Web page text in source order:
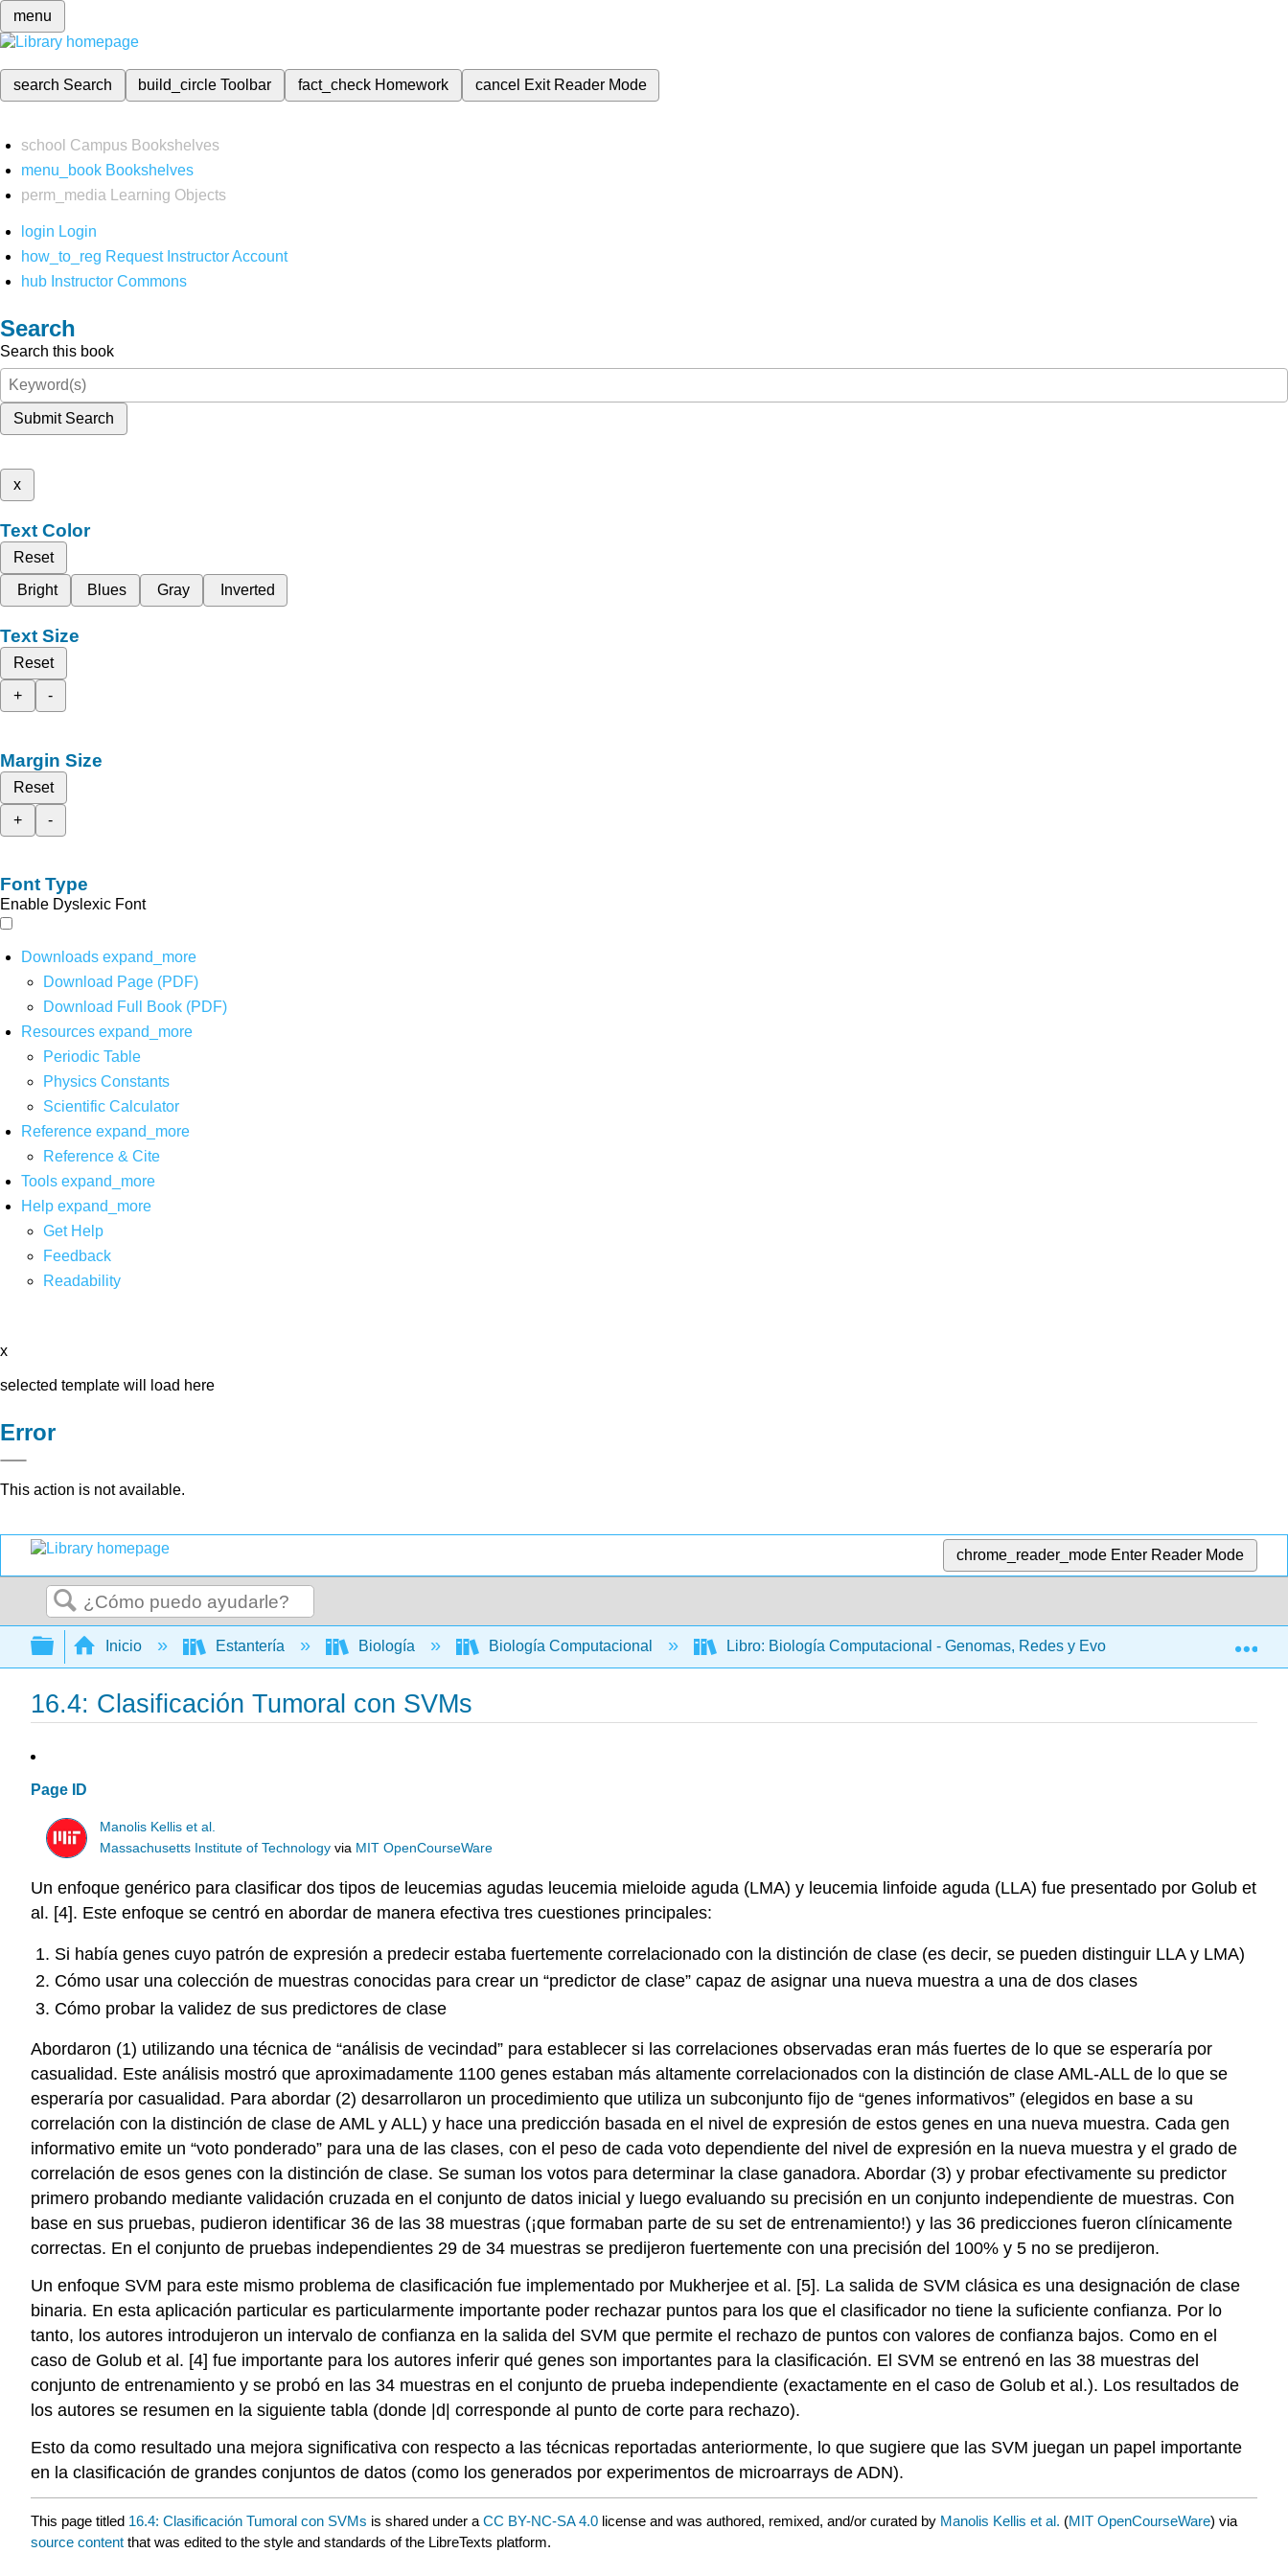
menu
search Search build_circleToolbar fact_check Homework cancel Exit Reader Mode
school Campus Bookshelves
menu_book Bookshelves
perm_media
Learning Objects
login Login
how_to_reg Request Instructor Account
hub Instructor Commons
Search
Search this book
Submit Search
x
Text Color
Reset
Bright
Blues Gray Inverted
Text Size
Reset
+
-
Margin Size
Reset
+
-
Font Type
Enable Dyslexic Font
Downloads expand_more
Download Page (PDF)
Download Full Book (PDF)
Resources expand_more
Periodic Table
Physics Constants
Scientific Calculator
Reference expand_more
Reference & Cite
Tools expand_more
Help expand_more
Get Help
Feedback
Readability
x
selected template will load here
Error
This action is not available.
chrome_reader_mode Enter Reader Mode
Buscar
Expandir/contraer jerarquía global
Inicio Estantería Biología Biología Computacional Libro: Biología Computacional - Genomas, Redes y Evolución (Kellis et al.)
16.4: Clasificación Tumoral con SVMs
Page ID
Manolis Kellis et al.
Massachusetts Institute of Technology via MIT OpenCourseWare
Un enfoque genérico para clasificar dos tipos de leucemias agudas leucemia mieloide aguda (LMA) y leucemia linfoide aguda (LLA) fue presentado por Golub et
al. [4]. Este enfoque se centró en abordar de manera efectiva tres cuestiones principales:
Si había genes cuyo patrón de expresión a predecir estaba fuertemente correlacionado con la distinción de clase (es decir, se pueden distinguir LLA y LMA)
Cómo usar una colección de muestras conocidas para crear un “predictor de clase” capaz de asignar una nueva muestra a una de dos clases
Cómo probar la validez de sus predictores de clase
Abordaron (1) utilizando una técnica de “análisis de vecindad” para establecer si las correlaciones observadas eran más fuertes de lo que se esperaría por
casualidad. Este análisis mostró que aproximadamente 1100 genes estaban más altamente correlacionados con la distinción de clase AML-ALL de lo que se
esperaría por casualidad. Para abordar (2) desarrollaron un procedimiento que utiliza un subconjunto fijo de “genes informativos” (elegidos en base a su
correlación con la distinción de clase de AML y ALL) y hace una predicción basada en el nivel de expresión de estos genes en una nueva muestra. Cada gen
informativo emite un “voto ponderado” para una de las clases, con el peso de cada voto dependiente del nivel de expresión en la nueva muestra y el grado de
correlación de esos genes con la distinción de clase. Se suman los votos para determinar la clase ganadora. Abordar (3) y probar efectivamente su predictor
primero probando mediante validación cruzada en el conjunto de datos inicial y luego evaluando su precisión en un conjunto independiente de muestras. Con
base en sus pruebas, pudieron identificar 36 de las 38 muestras (¡que formaban parte de su set de entrenamiento!) y las 36 predicciones fueron clínicamente
correctas. En el conjunto de pruebas independientes 29 de 34 muestras se predijeron fuertemente con una precisión del 100% y 5 no se predijeron.
Un enfoque SVM para este mismo problema de clasificación fue implementado por Mukherjee et al. [5]. La salida de SVM clásica es una designación de clase
binaria. En esta aplicación particular es particularmente importante poder rechazar puntos para los que el clasificador no tiene la suficiente confianza. Por lo
tanto, los autores introdujeron un intervalo de confianza en la salida del SVM que permite el rechazo de puntos con valores de confianza bajos. Como en el
caso de Golub et al. [4] fue importante para los autores inferir qué genes son importantes para la clasificación. El SVM se entrenó en las 38 muestras del
conjunto de entrenamiento y se probó en las 34 muestras en el conjunto de prueba independiente (exactamente en el caso de Golub et al.). Los resultados de
los autores se resumen en la siguiente tabla (donde |d| corresponde al punto de corte para rechazo).
Esto da como resultado una mejora significativa con respecto a las técnicas reportadas anteriormente, lo que sugiere que las SVM juegan un papel importante
en la clasificación de grandes conjuntos de datos (como los generados por experimentos de microarrays de ADN).
This page titled 16.4: Clasificación Tumoral con SVMs is shared under a CC BY-NC-SA 4.0 license and was authored, remixed, and/or curated by Manolis Kellis et al. (MIT OpenCourseWare) via
source content that was edited to the style and standards of the LibreTexts platform.